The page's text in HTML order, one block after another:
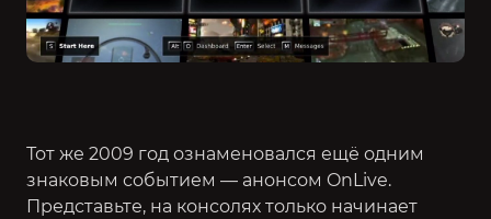
Тот же 2009 год ознаменовался ещё одним
знаковым событием — анонсом OnLive.
Представьте, на консолях только начинает